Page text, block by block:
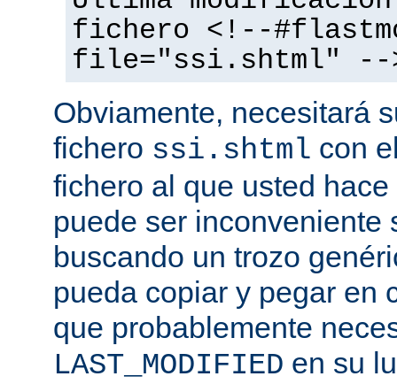
fichero <!--
file="ssi.shtml" --
Obviamente, necesitará
fichero ssi.shtml con
fichero al que usted
puede ser inconveniente
buscando un trozo
pueda copiar y pegar en
que probablemente
LAST_MODIFIED en su